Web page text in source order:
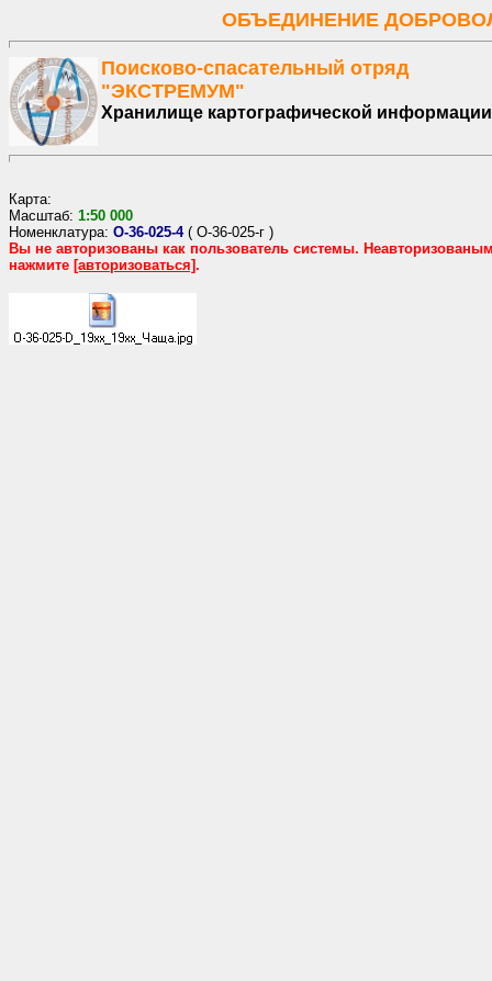
ОБЪЕДИНЕНИЕ
Поисково-спасательный отряд
"ЭКСТРЕМУМ"
Хранилище картографической информации
Карта:
Масштаб: 1:50 000
Номенклатура: O-36-025-4( O-36-025-г )
Вы не авторизованы как пользователь системы.
нажмите [авторизоваться].